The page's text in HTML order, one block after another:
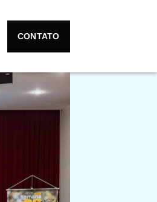
CONTATO